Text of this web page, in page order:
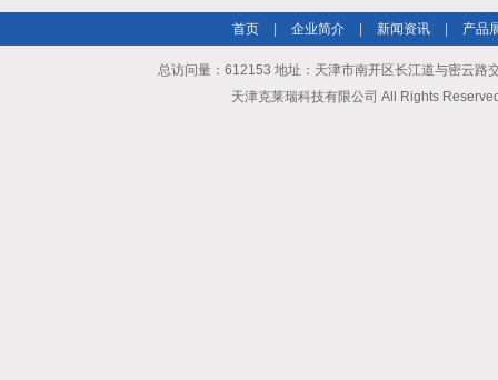
首页 企业简介 新闻资讯 产品
总访问量：612153 地址：天津市南开区长江道与密云
天津克莱瑞科技有限公司 All Rights